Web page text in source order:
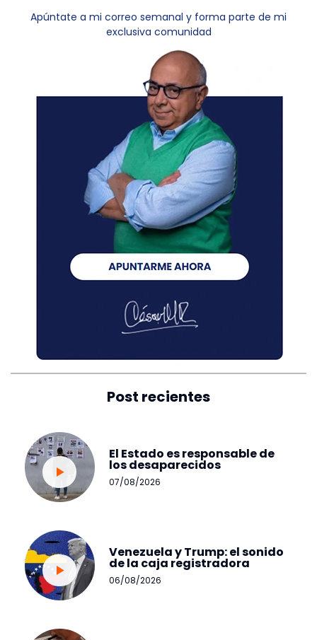
Apúntate a mi correo semanal y forma parte de mi
exclusiva comunidad
Post recientes
El Estado es responsable de
los desaparecidos
07/08/2026
Venezuela y Trump: el sonido
de la caja registradora
06/08/2026